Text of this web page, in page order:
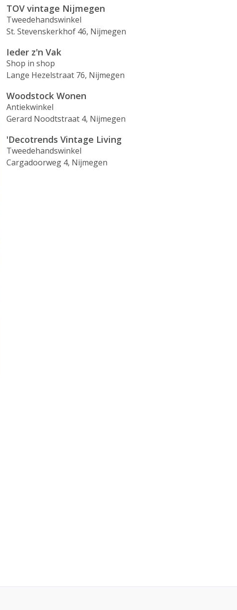
TOV vintage Nijmegen
Tweedehandswinkel
St. Stevenskerkhof 46, Nijmegen
Ieder z'n Vak
Shop in shop
Lange Hezelstraat 76, Nijmegen
Woodstock Wonen
Antiekwinkel
Gerard Noodtstraat 4, Nijmegen
'Decotrends Vintage Living
Tweedehandswinkel
Cargadoorweg 4, Nijmegen